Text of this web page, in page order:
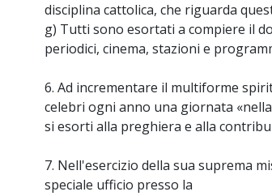
disciplina cattolica, che riguarda
g) Tutti sono esortati a compiere il
periodici, cinema, stazioni e
6. Ad incrementare il multiforme
celebri ogni anno una giornata
si esorti alla preghiera e alla
7. Nell'esercizio della sua suprema
speciale ufficio presso la